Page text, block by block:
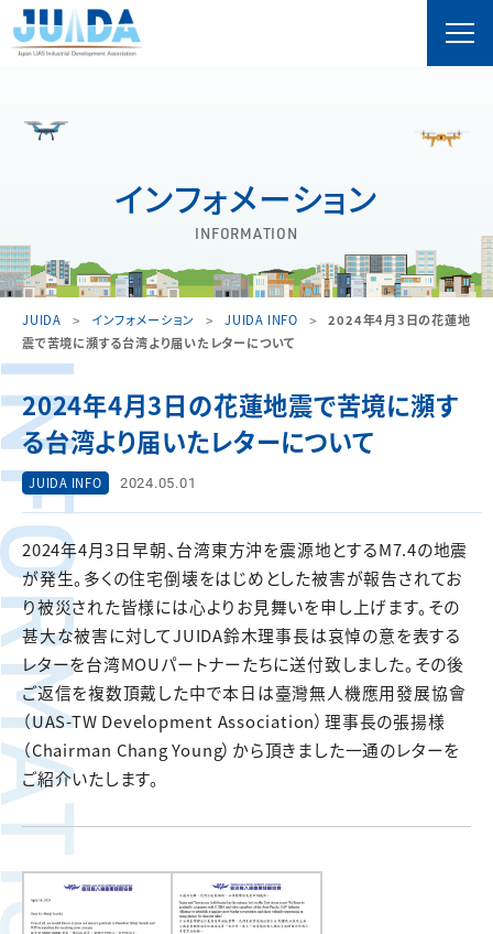
インフォメーション
INFORMATION
JUIDA インフォメーション JUIDA INFO
2024年4月3日の花蓮地
震で苦境に瀕する台湾より届いたレターについて
2024年4月3日の花蓮地震で苦境に瀕す
る台湾より届いたレターについて
JUIDA INFO 2024.05.01
2024年4月3日早朝、台湾東方沖を震源地とするM7.4の地震
が発生。多くの住宅倒壊をはじめとした被害が報告されてお
り被災された皆様には心よりお見舞いを申し上げます。その
甚大な被害に対してJUIDA鈴木理事長は哀悼の意を表する
レターを台湾MOUパートナーたちに送付致しました。その後
ご返信を複数頂戴した中で本日は臺灣無人機應用發展協會
（UAS-TW Development Association）理事長の張揚様
（Chairman Chang Young）から頂きました一通のレターを
ご紹介いたします。